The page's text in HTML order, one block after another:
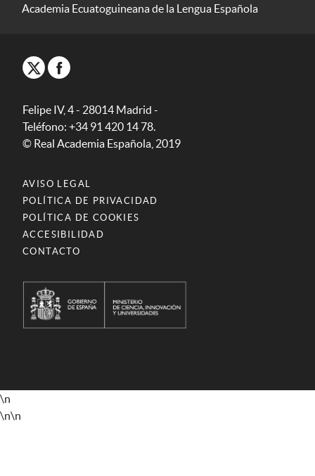
Academia Ecuatoguineana de la Lengua Española
Felipe IV, 4 - 28014 Madrid -
Teléfono: +34 91 420 14 78.
© Real Academia Española, 2019
AVISO LEGAL
POLÍTICA DE PRIVACIDAD
POLÍTICA DE COOKIES
ACCESIBILIDAD
CONTACTO
\n
\n\n